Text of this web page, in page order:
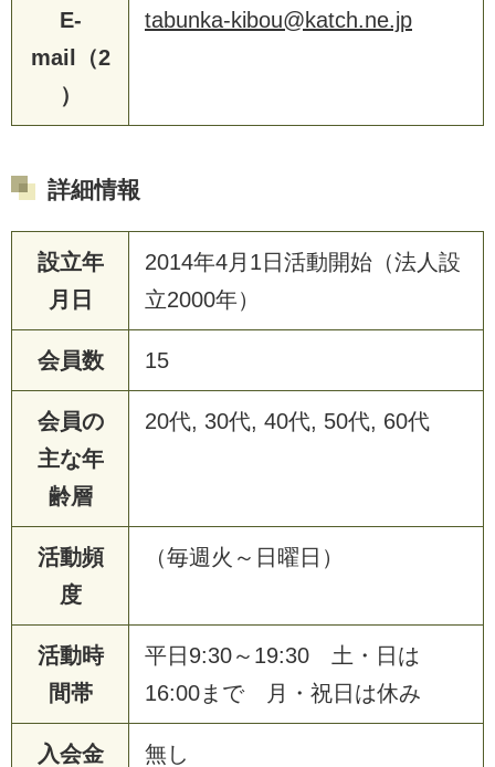
E-
mail（2
）
tabunka-kibou@katch.ne.jp
詳細情報
設立年
月日
2014年4月1日活動開始（法人設
立2000年）
会員数 15
会員の
主な年
齢層
20代, 30代, 40代, 50代, 60代
活動頻
度
（毎週火～日曜日）
活動時
間帯
平日9:30～19:30 土・日は
16:00まで 月・祝日は休み
入会金
無し